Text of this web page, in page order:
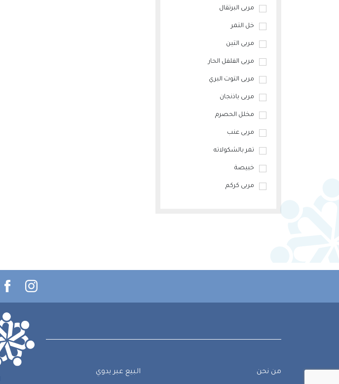
مربى البرتقال
خل التمر
مربى التين
مربى الفلفل الحار
مربى التوت البري
مربى باذنجان
مخلل الحصرم
مربى عنب
تمر بالشكولاته
خبيصة
مربى كركم
من نحن
البيع عبر يدوي